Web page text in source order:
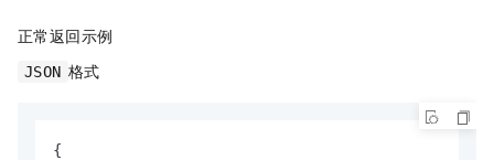
正常返回示例
JSON 格式
{